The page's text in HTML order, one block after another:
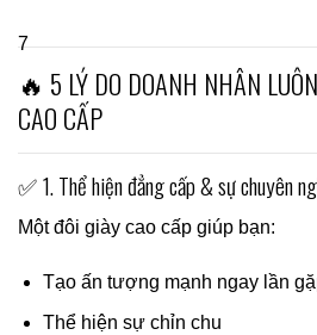
7
🔥 5 LÝ DO DOANH NHÂN
CAO CẤP
✅ 1. Thể hiện đẳng cấp & sự chuyên
Một đôi giày cao cấp giúp bạn:
Tạo ấn tượng mạnh ngay lần
Thể hiện sự chỉn chu